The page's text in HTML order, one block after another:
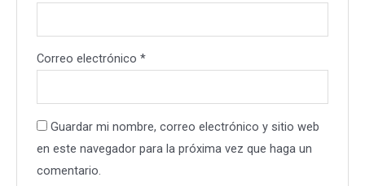
Correo electrónico*
Guardar mi nombre, correo electrónico y sitio web
en este navegador para la próxima vez que haga un
comentario.